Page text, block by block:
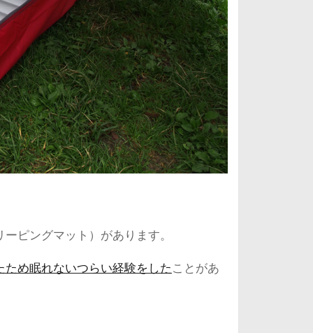
ピングマット）があります。
め眠れないつらい経験をした ことがあ